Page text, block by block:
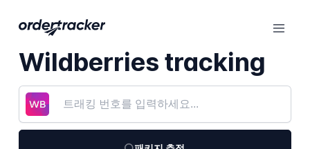
Wildberries tracking